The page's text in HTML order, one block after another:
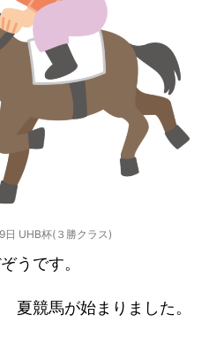
日 UHB杯(３勝クラス)
うです。
競馬が始まりました。